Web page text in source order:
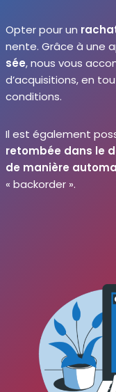
Opter pour un
nente. Grâce à une
sée, nous vous
d’acquisitions, en
condi­tions.
Il est éga­le­ment
retom­bée dans le
de manière
« backor­der ».